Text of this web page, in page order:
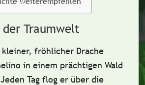
der Traumwelt
fröhlicher Drache
in einem prächtigen Wald
Tag flog er über die